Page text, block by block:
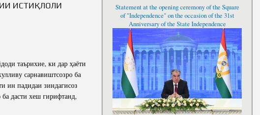
ИСТИҚЛОЛИ
таърихие, ки дар ҳаёти
сарнавиштсозро ба
ин падидаи зиндагисоз
ба дасти хеш гирифтанд,
Statement at the opening ceremony of the Square
of "Independence" on the occasion of the 31st
Anniversary of the State Independence